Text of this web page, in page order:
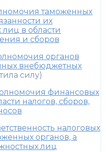
таможенных
их
в области
и сборов
органов
внебюджетных
силу)
финансовых
налогов, сборов,
налоговых
органов, а
лиц